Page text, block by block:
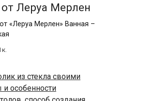
Леруа Мерлен
«Леруа Мерлен» Ванная –